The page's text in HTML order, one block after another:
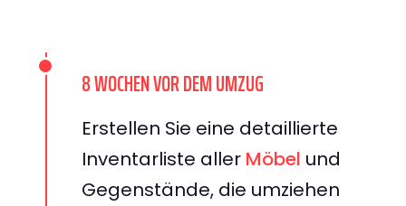
8 WOCHEN VOR DEM UMZUG
Erstellen Sie eine detaillierte
Inventarliste aller Möbel und
Gegenstände, die umziehen